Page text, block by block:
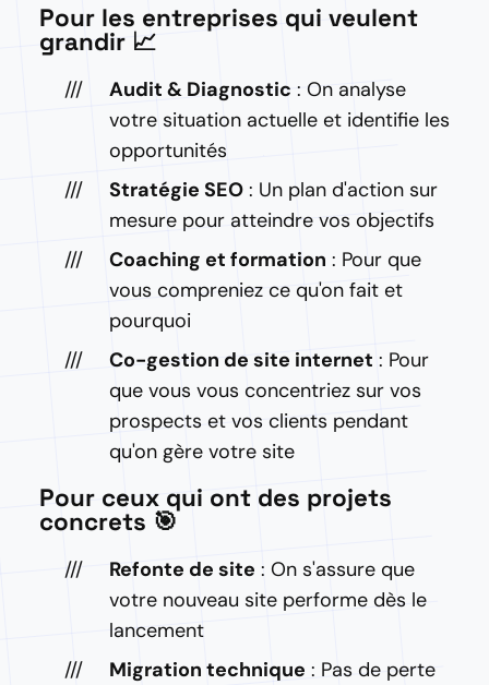
Pour les entreprises qui veulent
grandir 📈
Audit & Diagnostic : On analyse
votre situation actuelle et identifie les
opportunités
Stratégie SEO : Un plan d'action sur
mesure pour atteindre vos objectifs
Coaching et formation : Pour que
vous compreniez ce qu'on fait et
pourquoi
Co-gestion de site internet : Pour
que vous vous concentriez sur vos
prospects et vos clients pendant
qu'on gère votre site
Pour ceux qui ont des projets
concrets 🎯
Refonte de site : On s'assure que
votre nouveau site performe dès le
lancement
Migration technique : Pas de perte